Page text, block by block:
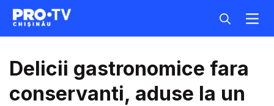
Delicii gastronomice fara
conservanti, aduse la un